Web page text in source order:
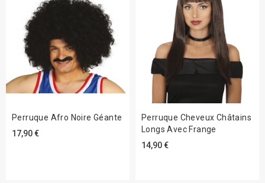
Perruque Afro Noire Géante
17,90 €
Perruque Cheveux Châtains
Longs Avec Frange
14,90 €